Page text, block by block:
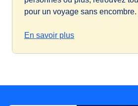
pour un voyage sans encombre.
En savoir plus